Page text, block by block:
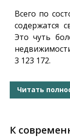
Всего по
содержатся
Это чуть
3 123 172.
Читать
К